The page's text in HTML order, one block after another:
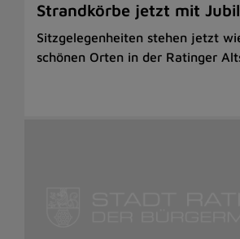
Strandkörbe jetzt mit
Sitzgelegenheiten stehen jetzt
schönen Orten in der Ratinger